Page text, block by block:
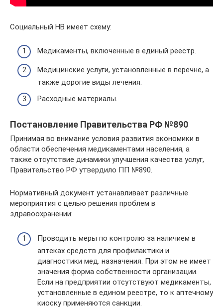
Социальный НВ имеет схему:
Медикаменты, включенные в единый реестр.
Медицинские услуги, установленные в перечне, а
также дорогие виды лечения.
Расходные материалы.
Постановление Правительства РФ №890
Принимая во внимание условия развития экономики в
области обеспечения медикаментами населения, а
также отсутствие динамики улучшения качества услуг,
Правительство РФ утвердило ПП №890.
Нормативный документ устанавливает различные
мероприятия с целью решения проблем в
здравоохранении:
Проводить меры по контролю за наличием в
аптеках средств для профилактики и
диагностики мед. назначения. При этом не имеет
значения форма собственности организации.
Если на предприятии отсутствуют медикаменты,
установленные в едином реестре, то к аптечному
киоску применяются санкции.